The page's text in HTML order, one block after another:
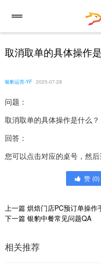
取消取单的具体操作
银豹运营-YF 2025-07-28
问题：
取消取单的具体操作是什么？
回答：
您可以点击对应的桌号，然后
赞 (0)
上一篇 烘焙门店PC预订单操作
下一篇 银豹中餐常见问题QA
相关推荐